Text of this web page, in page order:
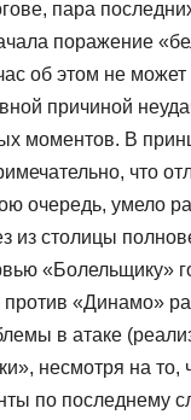
пара
поражение
об этом не
причиной
моментов. В
что
очередь, умело
из столицы
«Болельщику»
«Динамо»
в атаке
несмотря на то,
по последнему